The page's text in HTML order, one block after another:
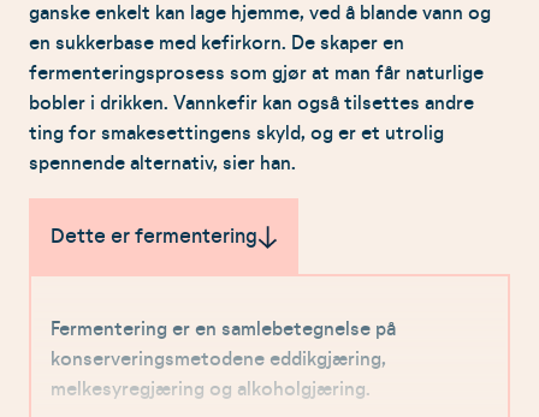
ganske enkelt kan lage hjemme, ved å blande vann og
en sukkerbase med kefirkorn. De skaper en
fermenteringsprosess som gjør at man får naturlige
bobler i drikken. Vannkefir kan også tilsettes andre
ting for smakesettingens skyld, og er et utrolig
spennende alternativ, sier han.
Dette er fermentering
Fermentering er en samlebetegnelse på
konserveringsmetodene eddikgjæring,
melkesyregjæring og alkoholgjæring.